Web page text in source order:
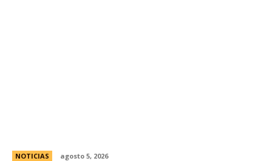
NOTICIAS agosto 5, 2026